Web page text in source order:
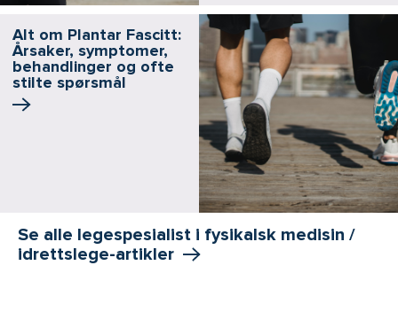
Alt om Plantar Fascitt:
Årsaker, symptomer,
behandlinger og ofte
stilte spørsmål
Se alle legespesialist i fysikalsk medisin /
idrettslege-artikler